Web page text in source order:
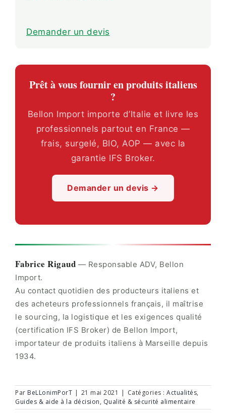
Demander un devis
Prêt à vous fournir en produits italiens
?
Bellon Import importe d’Italie et livre les
professionnels partout en France —
frais, surgelé, BIO, AOP — avec la
garantie IFS Broker.
Demander un devis →
Fabrice Rigaud — Responsable ADV, Bellon
Import.
Au contact quotidien des producteurs italiens et
des acheteurs professionnels français, il maîtrise
le sourcing, la logistique et les exigences qualité
(certification IFS Broker) de Bellon Import,
importateur de produits italiens à Marseille depuis
1934.
Par BeLLonimPorT | 21 mai 2021 | Catégories : Actualités,
Guides & aide à la décision, Qualité & sécurité alimentaire